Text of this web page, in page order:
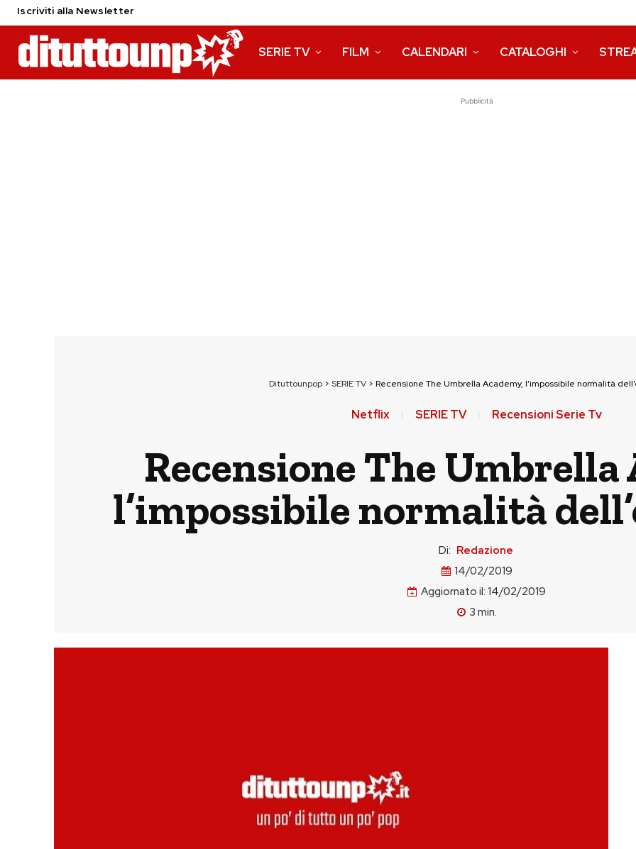
Iscriviti alla Newsletter
SERIE TV FILM CALENDARI CATALOGHI
Pubblicità
Dituttounpop > SERIE TV > Recensione The Umbrella Academy, l’impossibile normalità
Netflix SERIE TV Recensioni Serie Tv
Recensione The Umbrella
l’impossibile normalità
Di: Redazione
14/02/2019
Aggiornato il: 14/02/2019
3 min.